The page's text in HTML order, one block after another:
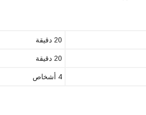
20 دقيقة
20 دقيقة
4 أشخاص